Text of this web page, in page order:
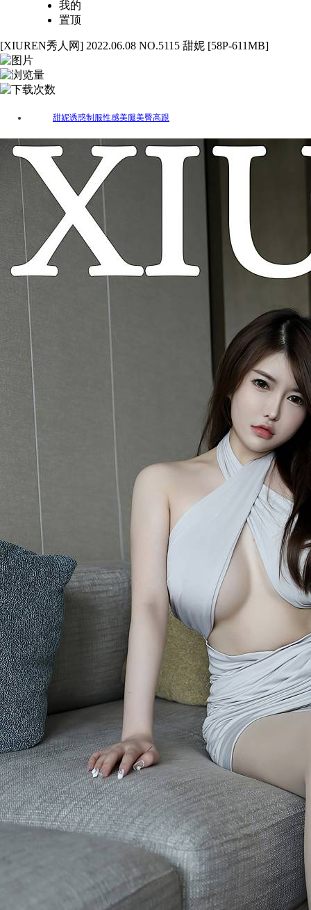
我的
置顶
[XIUREN秀人网] 2022.06.08 NO.5115 甜妮 [58P-611MB]
甜妮诱惑制服性感美腿美臀高跟